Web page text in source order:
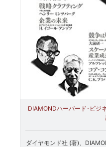
DIAMONDハーバード･ビジ
ダイヤモンド社 (著)、